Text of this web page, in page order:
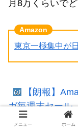
月8万くらいで
東京一極集中が
【朗報】
ガ毎週末セール
ｗｗｗｗ
メニュー ホーム